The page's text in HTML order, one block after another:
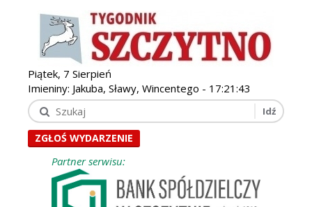
Piątek, 7 Sierpień
Imieniny: Jakuba, Sławy, Wincentego - 17:21:44
ZGŁOŚ WYDARZENIE
Partner serwisu: